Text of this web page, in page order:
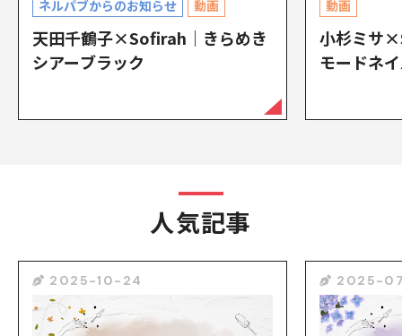
ネルパブからのお知らせ 動画
天田千鶴子×Sofirah｜きらめき
シアーブラック
動画
小杉ミサ
モードネ
人気記事
2025-10-24 2025-